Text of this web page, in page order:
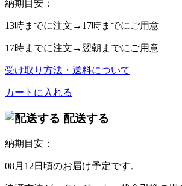
納期目安：
13時までに注文→ 17時までにご用意
17時までに注文→ 翌朝 までにご用意
受け取り方法・送料について
カートに入れる
配送する
納期目安：
08月12日頃のお届け予定です。